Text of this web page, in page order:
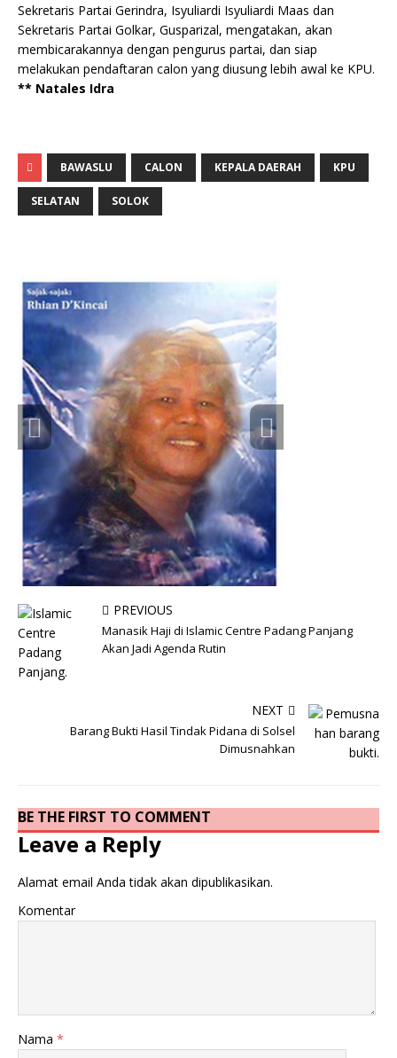
Sekretaris Partai Gerindra, Isyuliardi Isyuliardi Maas dan
Sekretaris Partai Golkar, Gusparizal, mengatakan, akan
membicarakannya dengan pengurus partai, dan siap
melakukan pendaftaran calon yang diusung lebih awal ke KPU.
** Natales Idra
BAWASLU CALON KEPALA DAERAH KPU
SELATAN SOLOK
PREVIOUS
Manasik Haji di Islamic Centre Padang Panjang
Akan Jadi Agenda Rutin
NEXT
Barang Bukti Hasil Tindak Pidana di Solsel
Dimusnahkan
BE THE FIRST TO COMMENT
Leave a Reply
Alamat email Anda tidak akan dipublikasikan.
Komentar
Nama *